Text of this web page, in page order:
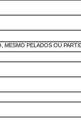
MESMO PELADOS OU